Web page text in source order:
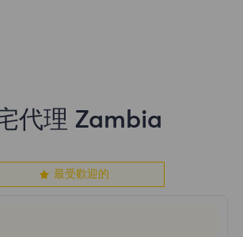
代理 Zambia
最受歡迎的